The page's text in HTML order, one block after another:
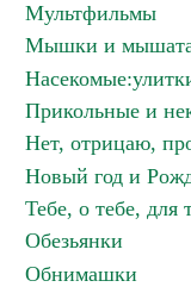
Мультфильмы
Мышки и
Прикольные и
Нет, отрицаю,
Новый год и
Тебе, о тебе, для
Обезьянки
Обнимашки